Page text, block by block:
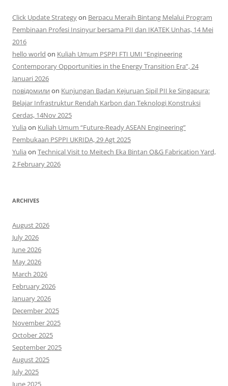
Click Update Strategyon Berpacu Meraih Bintang Melalui Program
Pembinaan Profesi Insinyur bersama PII dan IKATEK Unhas, 14 Mei
2016
hello world on Kuliah Umum PSPPI FTI UMI “Engineering
Contemporary Opportunities in the Energy Transition Era”, 24
Januari 2026
повідомили on Kunjungan Badan Kejuruan Sipil PII ke Singapura:
Belajar Infrastruktur Rendah Karbon dan Teknologi Konstruksi
Cerdas, 14Nov 2025
Yulia on Kuliah Umum “Future-Ready ASEAN Engineering”
Pembukaan PSPPI UKRIDA, 29 Agt 2025
Yulia on Technical Visit to Meitech Eka Bintan O&G Fabrication Yard,
2 February 2026
ARCHIVES
August 2026
July 2026
June 2026
May 2026
March 2026
February 2026
January 2026
December 2025
November 2025
October 2025
September 2025
August 2025
July 2025
June 2025